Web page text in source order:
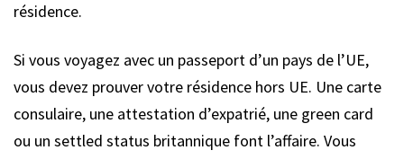
résidence.
Si vous voyagez avec un passeport d’un pays de l’UE,
vous devez prouver votre résidence hors UE. Une carte
consulaire, une attestation d’expatrié, une green card
ou un settled status britannique font l’affaire. Vous